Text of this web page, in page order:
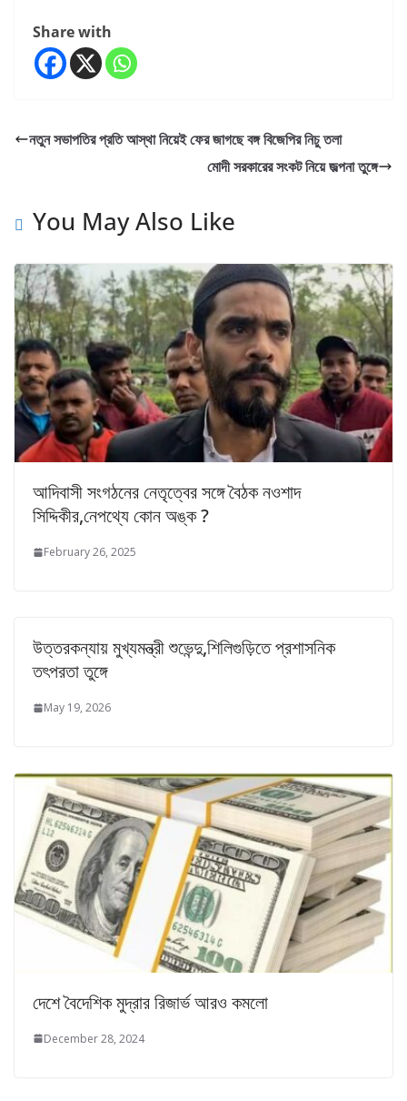
Share with
নতুন সভাপতির প্রতি আস্থা নিয়েই ফের জাগছে বঙ্গ বিজেপির নিচু তলা
মোদী সরকারের সংকট নিয়ে জল্পনা তুঙ্গে
You May Also Like
আদিবাসী সংগঠনের নেতৃত্বের সঙ্গে বৈঠক নওশাদ
সিদ্দিকীর,নেপথ্যে কোন অঙ্ক ?
February 26, 2025
উত্তরকন্যায় মুখ্যমন্ত্রী শুভেন্দু,শিলিগুড়িতে প্রশাসনিক
তৎপরতা তুঙ্গে
May 19, 2026
দেশে বৈদেশিক মুদ্রার রিজার্ভ আরও কমলো
December 28, 2024